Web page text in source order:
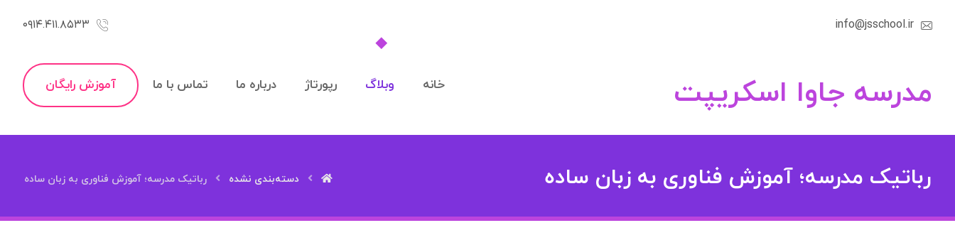
info@jsschool.ir ۰۹۱۴.۴۱۱.۸۵۳۳
مدرسه جاوا اسکریپت آموزش رایگان خانه وبلاگ رپورتاژ درباره ما تماس با ما
رباتیک مدرسه؛ آموزش فناوری به زبان ساده دسته‌بندی نشده رباتیک مدرسه؛ آموزش فناوری به زبان ساده